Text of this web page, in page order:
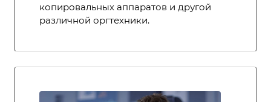
копировальных аппаратов и другой
различной оргтехники.